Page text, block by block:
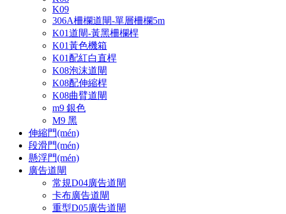
K09
306A柵欄道閘-單層柵欄5m
K01道閘-黃黑柵欄桿
K01黃色機箱
K01配紅白直桿
K08泡沫道閘
K08配伸縮桿
K08曲臂道閘
m9 銀色
M9 黑
伸縮門(mén)
段滑門(mén)
懸浮門(mén)
廣告道閘
常規D04廣告道閘
卡布廣告道閘
重型D05廣告道閘